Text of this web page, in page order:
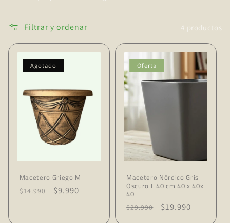
n
:
Filtrar y ordenar 4 productos
Agotado
Macetero Griego M
Precio
$14.990
Precio
$9.990
Oferta
Macetero Nórdico Gris
Oscuro L 40 cm 40 x 40x
40
Precio
$29.990
Precio
$19.990